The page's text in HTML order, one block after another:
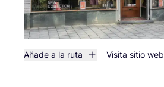
Añade a la ruta Visita sitio web